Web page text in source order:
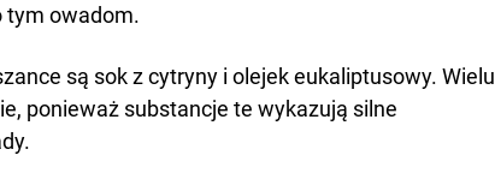
tym owadom.
są sok z cytryny i olejek eukaliptusowy. Wielu
ponieważ substancje te wykazują silne